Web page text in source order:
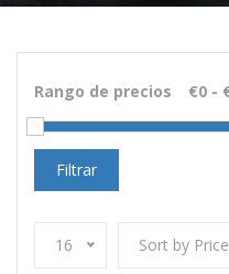
Rango de precios
Filtrar
16 Sort by Price